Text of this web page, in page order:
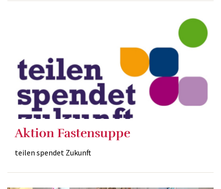
Aktion Fastensuppe
teilen spendet Zukunft